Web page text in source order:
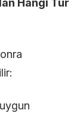
Hangi Tür